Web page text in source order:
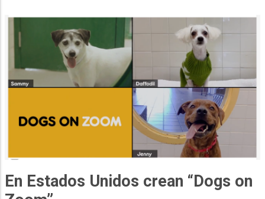
En Estados Unidos crean “Dogs on